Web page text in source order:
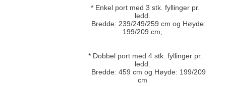
* Enkel port med 3 stk. fyllinger pr.
ledd.
Bredde: 239/249/259 cm og Høyde:
199/209 cm,
* Dobbel port med 4 stk. fyllinger pr.
ledd.
Bredde: 459 cm og Høyde: 199/209
cm